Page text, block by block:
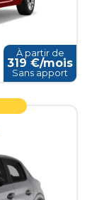
À partir de
319 €/mois
Sans apport